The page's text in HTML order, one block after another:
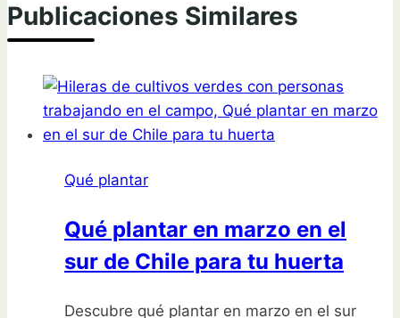
Publicaciones Similares
Qué plantar
Qué plantar en marzo en el
sur de Chile para tu huerta
Descubre qué plantar en marzo en el sur